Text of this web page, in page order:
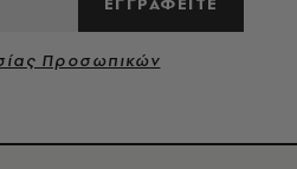
Προσωπικών